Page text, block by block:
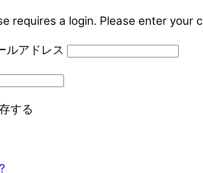
requires a login. Please enter your
ルアドレス
する